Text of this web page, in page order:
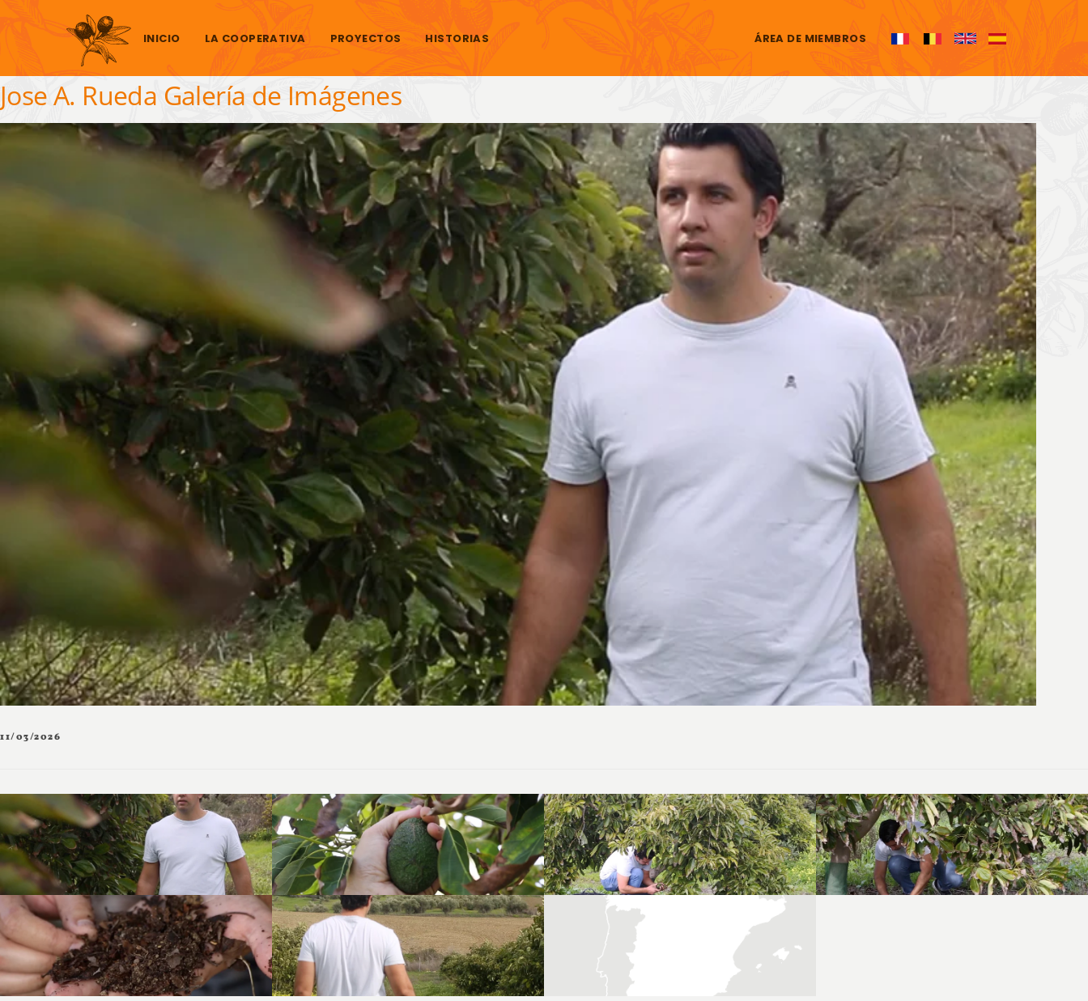
Saltar al contenido
INICIO LA COOPERATIVA PROYECTOS HISTORIAS ÁREA DE MIEMBROS
Jose A. Rueda Galería de Imágenes
11/03/2026